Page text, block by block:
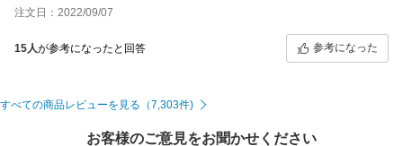
注文日：2022/09/07
15人が参考になったと回答 参考になった
すべての商品レビューを見る（7,303件)
お客様のご意見をお聞かせください